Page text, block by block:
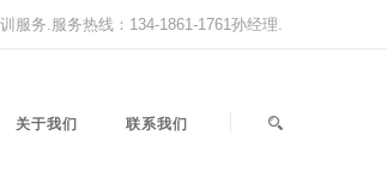
服务.服务热线：134-1861-1761孙经理.
关于我们 联系我们